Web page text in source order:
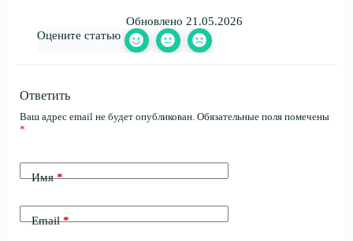
Обновлено 21.05.2026
Оцените статью
Ответить
Ваш адрес email не будет опубликован. Обязательные поля помечены
*
Имя*
Email*